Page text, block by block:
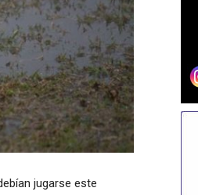
jugarse este